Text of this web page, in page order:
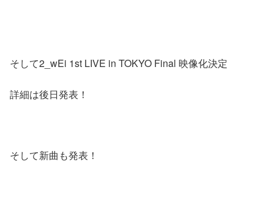
そして2_wEi 1st LIVE in TOKYO Final 映像化決定
詳細は後日発表！
そして新曲も発表！